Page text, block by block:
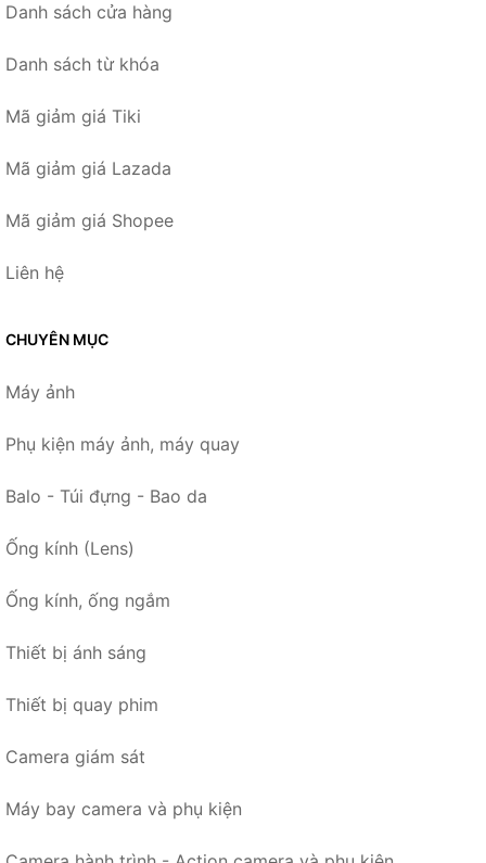
Danh sách cửa hàng
Danh sách từ khóa
Mã giảm giá Tiki
Mã giảm giá Lazada
Mã giảm giá Shopee
Liên hệ
CHUYÊN MỤC
Máy ảnh
Phụ kiện máy ảnh, máy quay
Balo - Túi đựng - Bao da
Ống kính (Lens)
Ống kính, ống ngắm
Thiết bị ánh sáng
Thiết bị quay phim
Camera giám sát
Máy bay camera và phụ kiện